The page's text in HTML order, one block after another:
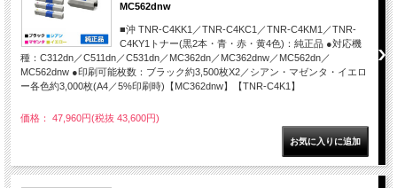
MC562dnw
■沖 TNR-C4KK1／TNR-C4KC1／TNR-C4KM1／TNR-
C4KY1トナー(黒2本・青・赤・黄4色)：純正品 ●対応機
種：C312dn／C511dn／C531dn／MC362dn／MC362dnw／MC562dn／
MC562dnw ●印刷可能枚数：ブラック約3,500枚X2／シアン・マゼンタ・イエロ
ー各色約3,000枚(A4／5%印刷時)【MC362dnw】【TNR-C4K1】
価格： 47,960円(税抜 43,600円)